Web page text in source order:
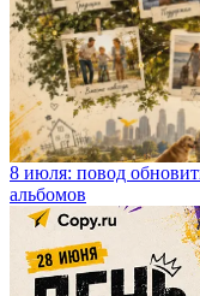
8 июля: повод
альбомов